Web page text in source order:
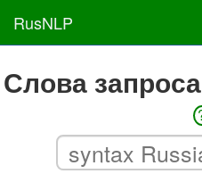
RusNLP
Слова